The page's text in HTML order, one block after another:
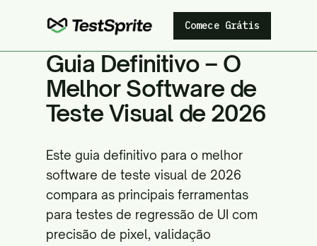
Comece Grátis
Guia Definitivo – O
Melhor Software de
Teste Visual de 2026
Este guia definitivo para o melhor
software de teste visual de 2026
compara as principais ferramentas
para testes de regressão de UI com
precisão de pixel, validação